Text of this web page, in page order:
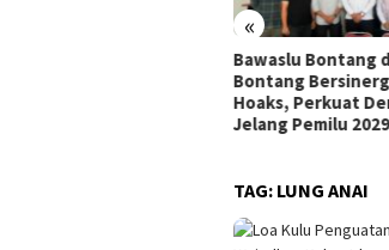
«
Bawaslu Bontang
Bontang
Hoaks, Perkuat
Jelang Pemilu 2029
TAG: LUNG ANAI